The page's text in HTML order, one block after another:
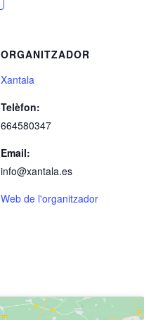
ORGANITZADOR
Xantala
Telèfon:
664580347
Email:
info@xantala.es
Web de l'organitzador